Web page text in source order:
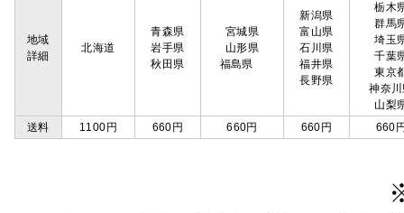
地域
詳細
北海道
青森県
岩手県
秋田県
宮城県
山形県
福島県
新潟県
富山県
石川県
福井県
長野県
栃木
群馬
埼玉
千葉
東京
神奈
山梨
送料
1100円 660円 660円 660円 660